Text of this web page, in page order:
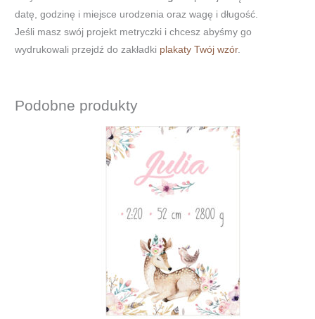
datę, godzinę i miejsce urodzenia oraz wagę i długość.
Jeśli masz swój projekt metryczki i chcesz abyśmy go
wydrukowali przejdź do zakładki plakaty Twój wzór.
Podobne produkty